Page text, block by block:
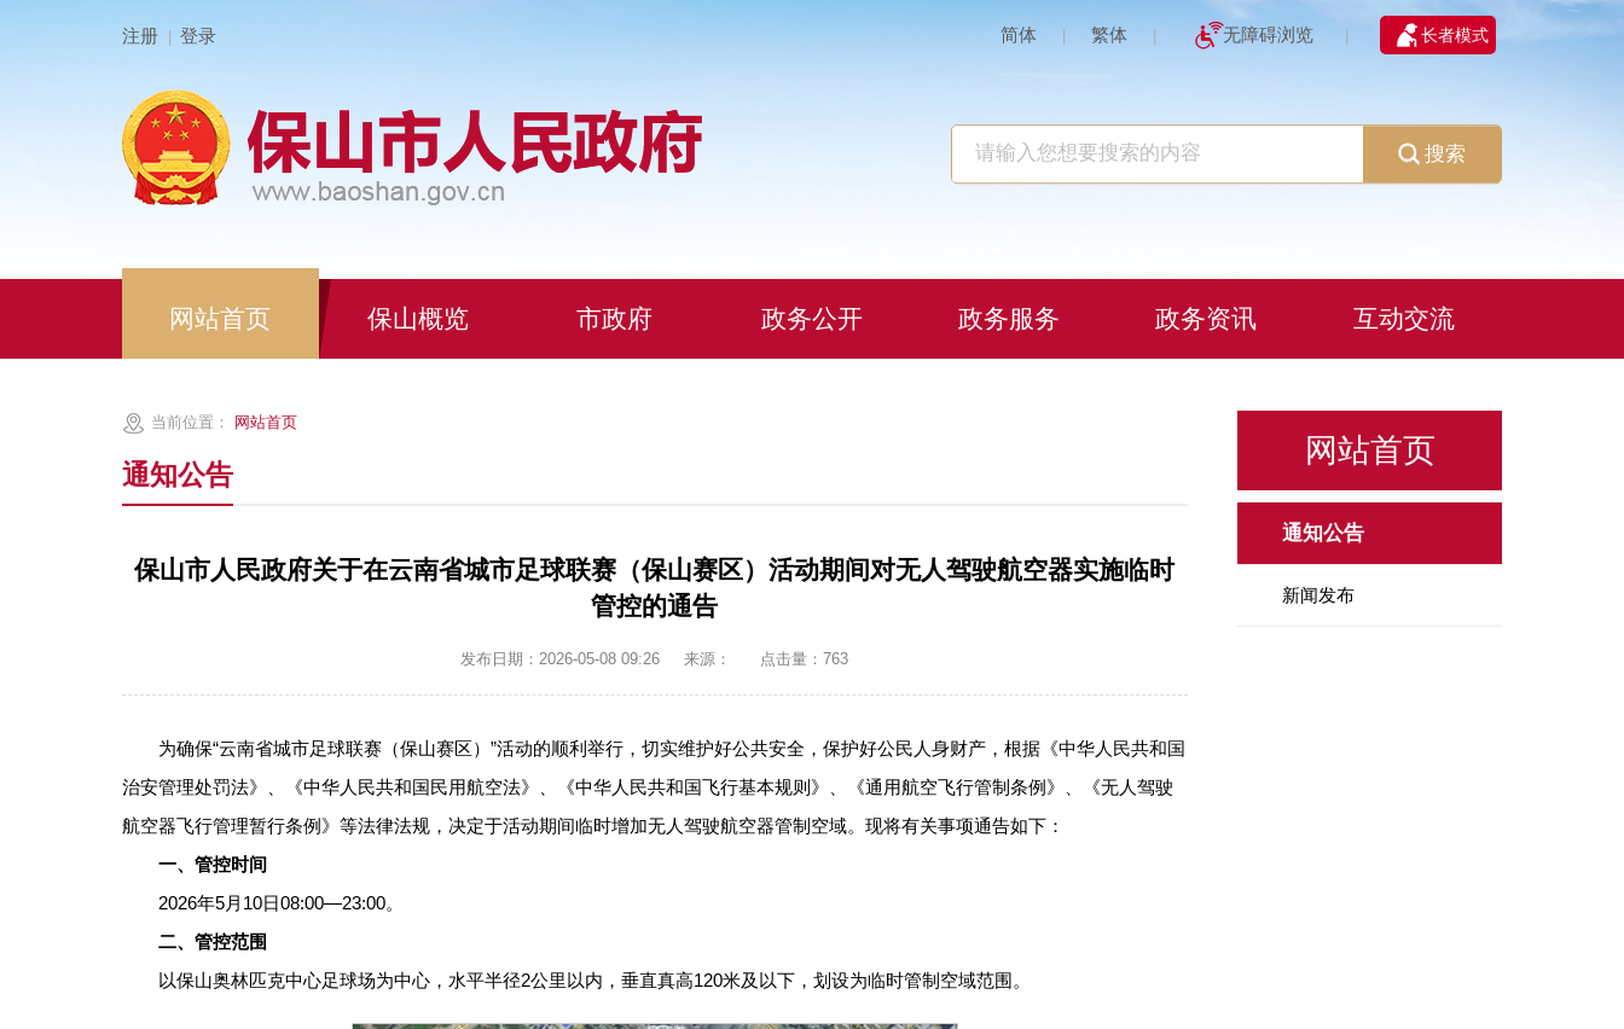
注册 登录 简体 | 繁体 | 无障碍浏览 | 长者模式
搜索
网站首页 保山概览 市政府 政务公开 政务服务 政务资讯 互动交流
网站首页
通知公告
新闻发布
当前位置： 网站首页
通知公告
保山市人民政府关于在云南省城市足球联赛（保山赛区）活动期间对无人驾驶航空器实施临时
管控的通告
发布日期：2026-05-08 09:26 来源： 点击量：763
为确保“云南省城市足球联赛（保山赛区）”活动的顺利举行，切实维护好公共安全，保护好公民人身财产，根据《中华人民共和国
治安管理处罚法》、《中华人民共和国民用航空法》、《中华人民共和国飞行基本规则》、《通用航空飞行管制条例》、《无人驾驶
航空器飞行管理暂行条例》等法律法规，决定于活动期间临时增加无人驾驶航空器管制空域。现将有关事项通告如下：
一、管控时间
2026年5月10日08:00—23:00。
二、管控范围
以保山奥林匹克中心足球场为中心，水平半径2公里以内，垂直真高120米及以下，划设为临时管制空域范围。